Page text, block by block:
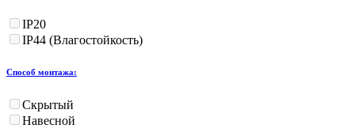
IP20
IP44 (Влагостойкость)
Способ монтажа:
Скрытый
Навесной